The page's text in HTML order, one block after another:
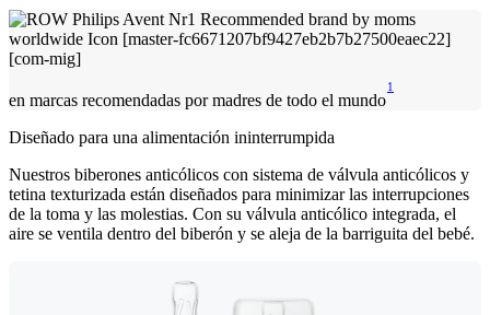
en marcas recomendadas por madres de todo el mundo
1
Diseñado para una alimentación ininterrumpida
Nuestros biberones anticólicos con sistema de válvula anticólicos y
tetina texturizada están diseñados para minimizar las interrupciones
de la toma y las molestias. Con su válvula anticólico integrada, el
aire se ventila dentro del biberón y se aleja de la barriguita del bebé.